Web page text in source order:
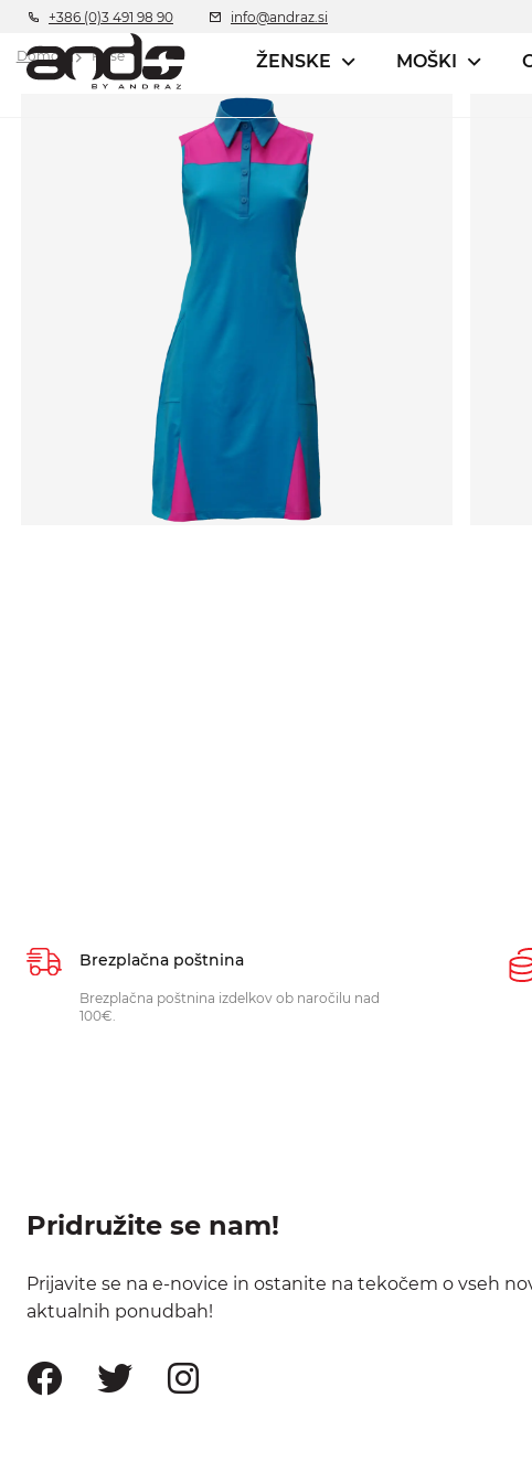
+386 (0)3 491 98 90 info@andraz.si
ŽENSKE MOŠKI
Domov Rose
Brezplačna poštnina
Brezplačna poštnina izdelkov ob naročilu nad
100€.
Pridružite se nam!
Prijavite se na e-novice in ostanite na tekočem o vseh
aktualnih ponudbah!